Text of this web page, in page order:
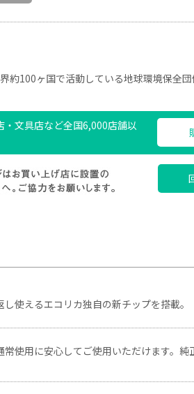
約100ヶ国で活動している地球環境保全団
文具店など全国6,000店舗以
使えるエコリカ独自の新チップを搭載。
使用に安心してご使用いただけます。純